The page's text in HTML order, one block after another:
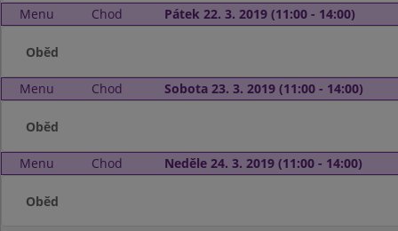
Menu Chod Pátek 22. 3. 2019 (11:00 - 14:00)
Oběd
Menu Chod Sobota 23. 3. 2019 (11:00 - 14:00)
Oběd
Menu Chod Neděle 24. 3. 2019 (11:00 - 14:00)
Oběd